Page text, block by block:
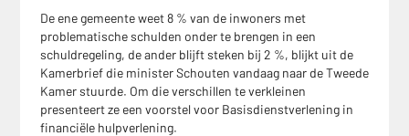
De ene gemeente weet 8 % van de inwoners met
problematische schulden onder te brengen in een
schuldregeling, de ander blijft steken bij 2 %, blijkt uit de
Kamerbrief die minister Schouten vandaag naar de Tweede
Kamer stuurde. Om die verschillen te verkleinen
presenteert ze een voorstel voor Basisdienstverlening in
financiële hulpverlening.